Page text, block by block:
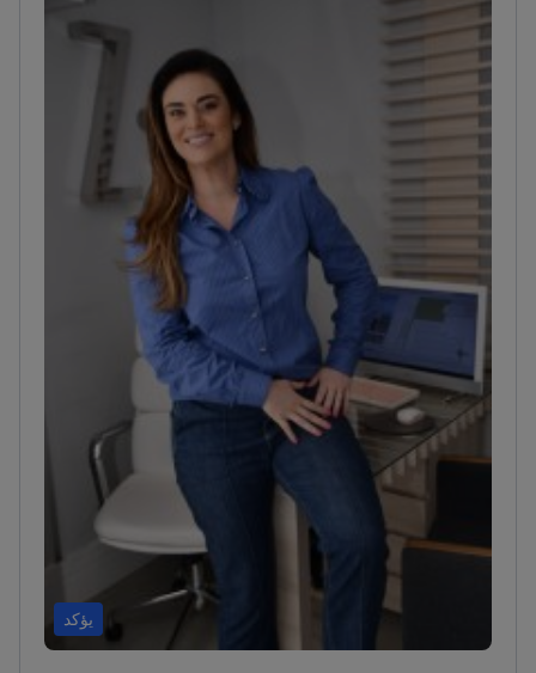
عالي الدقة والثانوي، وتحسين القوام بعد الحمل، ونحت ما
وMorpheus. يجري شد الوجه بالمستوى العميق وشد العنق
بالمستوى العميق. له عدة منشورات مُحكَّمة وعروض
تقديمية، ومشارك منتظم في مؤتمرات جراحة التجميل
البرازيلية.
يؤكد